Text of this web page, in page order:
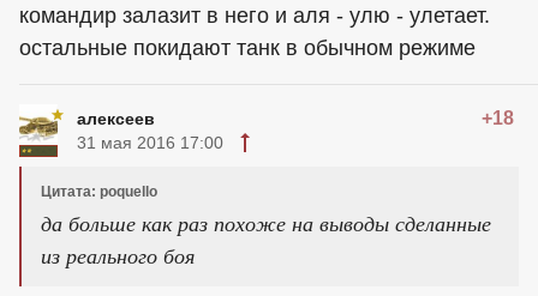
командир залазит в него и аля - улю - улетает.
остальные покидают танк в обычном режиме
алексеев +18
31 мая 2016 17:00
Цитата: poquello
да больше как раз похоже на выводы сделанные
из реального боя